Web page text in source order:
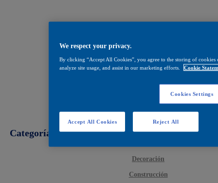
Categorías
Decoración
Construcción
We respect your privacy.
By clicking “Accept All Cookies”, you agree to the storing of
analyze site usage, and assist in our marketing efforts.
Cookie
Cookies Settings
Reject All
Accept All Cookies